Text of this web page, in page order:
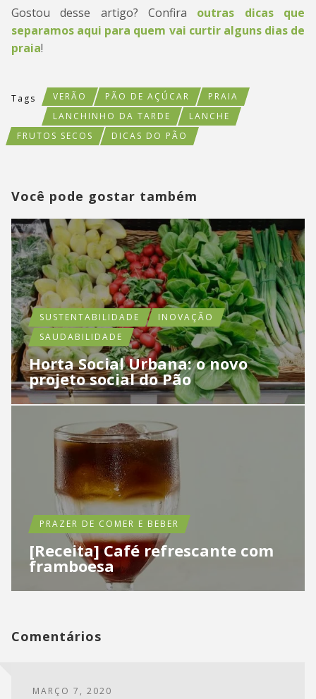
Gostou desse artigo? Confira outras dicas que
separamos aqui para quem vai curtir alguns dias de
praia!
Tags VERÃO PÃO DE AÇÚCAR
PRAIA
LANCHINHO DA TARDE
LANCHE
FRUTOS SECOS
DICAS DO PÃO
Você pode gostar também
SUSTENTABILIDADE
INOVAÇÃO
SAUDABILIDADE
Horta Social Urbana: o novo
projeto social do Pão
PRAZER DE COMER E BEBER
[Receita] Café refrescante com
framboesa
Comentários
MARÇO 7, 2020